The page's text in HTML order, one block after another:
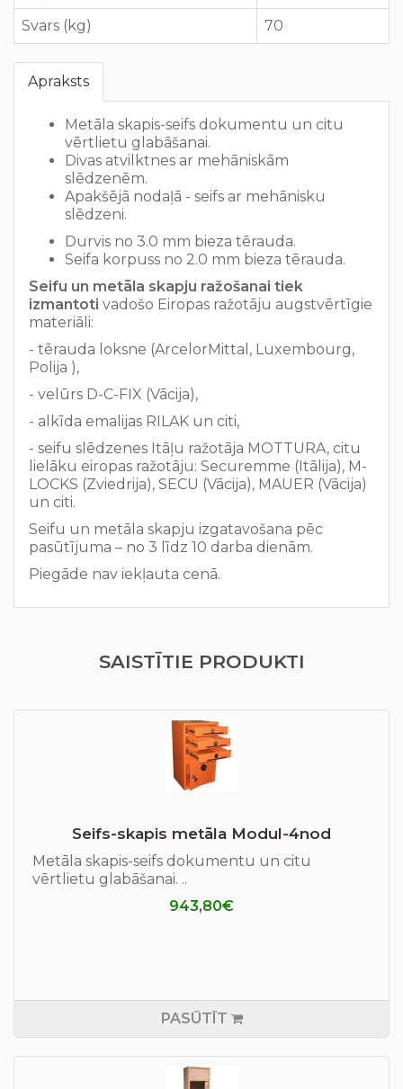
Svars (kg) 70
Apraksts
Metāla skapis-seifs dokumentu un citu
vērtlietu glabāšanai.
Divas atvilktnes ar mehāniskām
slēdzenēm.
Apakšējā nodaļā - seifs ar mehānisku
slēdzeni.
Durvis no 3.0 mm bieza tērauda.
Seifa korpuss no 2.0 mm bieza tērauda.
Seifu un metāla skapju ražošanai tiek
izmantoti vadošo Eiropas ražotāju augstvērtīgie
materiāli:
- tērauda loksne (ArcelorMittal, Luxembourg,
Polija ),
- velūrs D-C-FIX (Vācija),
- alkīda emalijas RILAK un citi,
- seifu slēdzenes Itāļu ražotāja MOTTURA, citu
lielāku eiropas ražotāju: Securemme (Itālija), M-
LOCKS (Zviedrija), SECU (Vācija), MAUER (Vācija)
un citi.
Seifu un metāla skapju izgatavošana pēc
pasūtījuma – no 3 līdz 10 darba dienām.
Piegāde nav iekļauta cenā.
SAISTĪTIE PRODUKTI
Seifs-skapis metāla Modul-4nod
Metāla skapis-seifs dokumentu un citu
vērtlietu glabāšanai. ..
943,80€
PASŪTĪT